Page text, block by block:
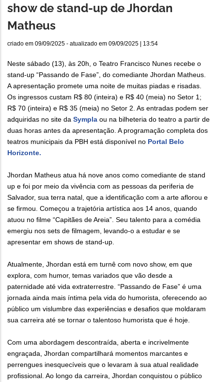
show de stand-up de Jhordan
Matheus
criado em 09/09/2025 - atualizado em 09/09/2025 | 13:54
Neste sábado (13), às 20h, o Teatro Francisco Nunes recebe o
stand-up “Passando de Fase”, do comediante Jhordan Matheus.
A apresentação promete uma noite de muitas piadas e risadas.
Os ingressos custam R$ 80 (inteira) e R$ 40 (meia) no Setor 1;
R$ 70 (inteira) e R$ 35 (meia) no Setor 2. As entradas podem ser
adquiridas no site da Sympla ou na bilheteria do teatro a partir de
duas horas antes da apresentação. A programação completa dos
teatros municipais da PBH está disponível no Portal Belo
Horizonte.
Jhordan Matheus atua há nove anos como comediante de stand
up e foi por meio da vivência com as pessoas da periferia de
Salvador, sua terra natal, que a identificação com a arte aflorou e
se firmou. Começou a trajetória artística aos 14 anos, quando
atuou no filme “Capitães de Areia”. Seu talento para a comédia
emergiu nos sets de filmagem, levando-o a estudar e se
apresentar em shows de stand-up.
Atualmente, Jhordan está em turnê com novo show, em que
explora, com humor, temas variados que vão desde a
paternidade até vida extraterrestre. “Passando de Fase” é uma
jornada ainda mais íntima pela vida do humorista, oferecendo ao
público um vislumbre das experiências e desafios que moldaram
sua carreira até se tornar o talentoso humorista que é hoje.
Com uma abordagem descontraída, aberta e incrivelmente
engraçada, Jhordan compartilhará momentos marcantes e
perrengues inesquecíveis que o levaram à sua atual realidade
profissional. Ao longo da carreira, Jhordan conquistou o público